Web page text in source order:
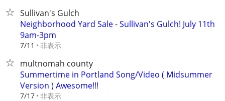
Sullivan's Gulch
Neighborhood Yard Sale - Sullivan's Gulch! July 11th
9am-3pm
7/11 非表示
multnomah county
Summertime in Portland Song/Video ( Midsummer
Version ) Awesome!!!
7/17 非表示